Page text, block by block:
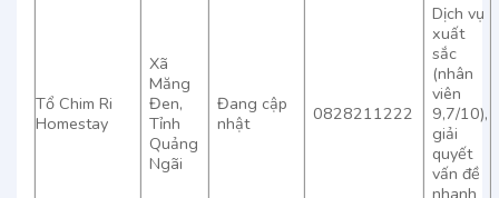
Tổ Chim Ri
Homestay
Xã
Măng
Đen,
Tỉnh
Quảng
Ngãi
Đang cập
nhật
0828211222
Dịch vụ
xuất
sắc
(nhân
viên
9,7/10),
giải
quyết
vấn đề
nhanh